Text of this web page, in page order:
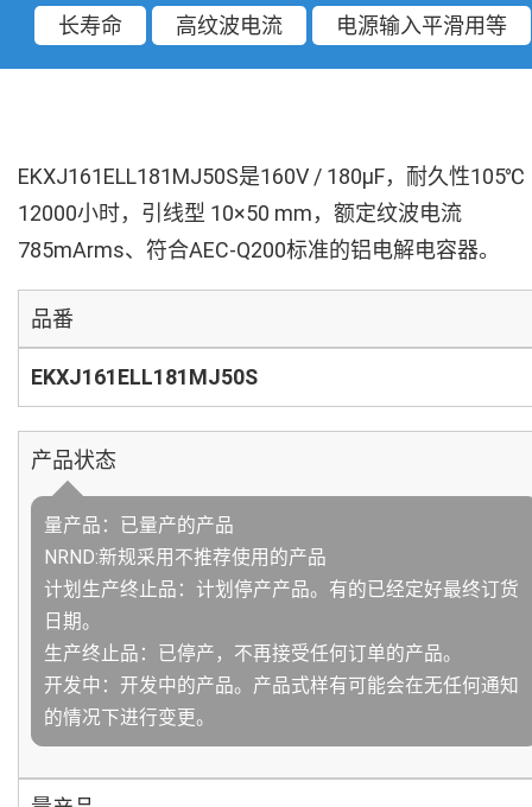
长寿命 高纹波电流 电源输入平滑用等
EKXJ161ELL181MJ50S是160V / 180µF，耐久性105℃
12000小时，引线型 10×50 mm，额定纹波电流
785mArms、符合AEC-Q200标准的铝电解电容器。
品番
EKXJ161ELL181MJ50S
产品状态
量产品：已量产的产品
NRND:新规采用不推荐使用的产品
计划生产终止品：计划停产产品。有的已经定好最终订货
日期。
生产终止品：已停产，不再接受任何订单的产品。
开发中：开发中的产品。产品式样有可能会在无任何通知
的情况下进行变更。